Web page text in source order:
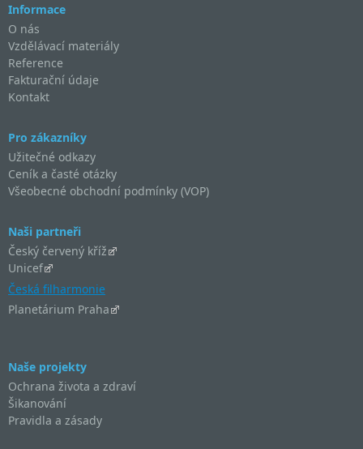
Informace
O nás
Vzdělávací materiály
Reference
Fakturační údaje
Kontakt
Pro zákazníky
Užitečné odkazy
Ceník a časté otázky
Všeobecné obchodní podmínky (VOP)
Naši partneři
Český červený kříž
Unicef
Česká filharmonie
Planetárium Praha
Naše projekty
Ochrana života a zdraví
Šikanování
Pravidla a zásady